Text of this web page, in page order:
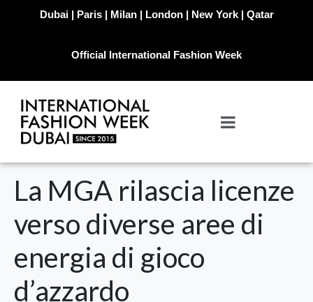
Dubai | Paris | Milan | London | New York | Qatar
Official International Fashion Week
La MGA rilascia licenze
verso diverse aree di
energia di gioco
d’azzardo